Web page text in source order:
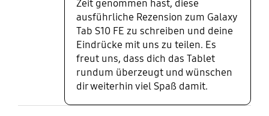
beeindruckend, das Gerät hat
einen 8.000mAh Akku, der je nach
Nutzung 16 Stunden durchhält. Mit
meinem 45W Netzteil ist das Tablet
schnell wieder einsatzbereit. Der
Prozessor bringt eine gute
Performance und ausreichen
Power für die Alltäglichen
Zeit genommen hast, diese
ausführliche Rezension zum Galaxy
Tab S10 FE zu schreiben und deine
Eindrücke mit uns zu teilen. Es
freut uns, dass dich das Tablet
rundum überzeugt und wünschen
dir weiterhin viel Spaß damit.